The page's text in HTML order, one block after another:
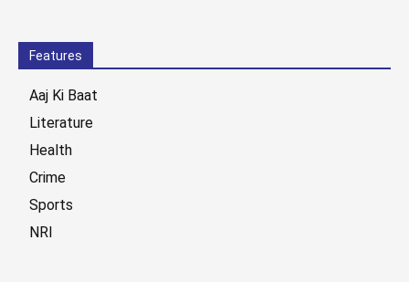
Features
Aaj Ki Baat
Literature
Health
Crime
Sports
NRI